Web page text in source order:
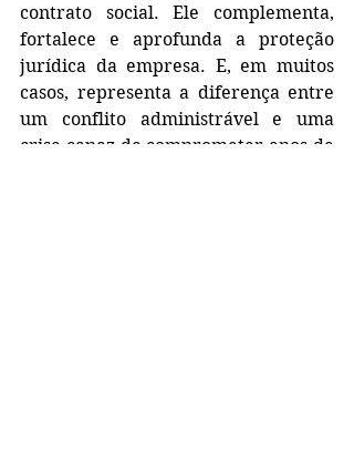
contrato social. Ele complementa,
fortalece e aprofunda a proteção
jurídica da empresa. E, em muitos
casos, representa a diferença entre
um conflito administrável e uma
crise capaz de comprometer anos de